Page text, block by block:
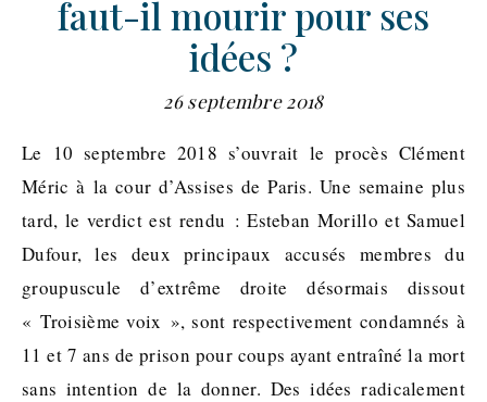
faut-il mourir pour ses
idées ?
26 septembre 2018
Le 10 septembre 2018 s’ouvrait le procès Clément
Méric à la cour d’Assises de Paris. Une semaine plus
tard, le verdict est rendu : Esteban Morillo et Samuel
Dufour, les deux principaux accusés membres du
groupuscule d’extrême droite désormais dissout
« Troisième voix », sont respectivement condamnés à
11 et 7 ans de prison pour coups ayant entraîné la mort
sans intention de la donner. Des idées radicalement